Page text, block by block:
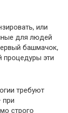
или
для людей
башмачок,
процедуры эти
требуют
при
строго